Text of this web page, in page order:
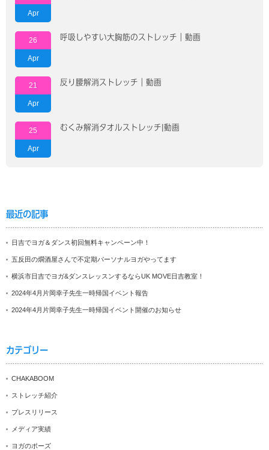
Apr
26
Apr
呼吸しやすい大胸筋のストレッチ｜動画
21
Apr
反り腰解消ストレッチ｜動画
25
Apr
むくみ解消タオルストレッチ|動画
最近の記事
日吉でヨガ＆ダンス初回無料キャンペーン中！
五反田の燗酒屋さんで不定期パーソナルヨガやってます
横浜市日吉でヨガ&ダンスレッスンするならUK MOVE日吉教室！
2024年4月片岡幸子先生一時帰国イベント報告
2024年4月片岡幸子先生一時帰国イベント開催のお知らせ
カテゴリー
CHAKABOOM
ストレッチ紹介
プレスリリース
メディア実績
ヨガのポーズ